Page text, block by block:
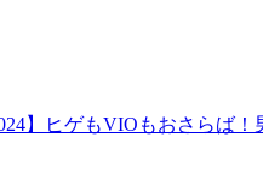
】ヒゲもVIOもおさらば